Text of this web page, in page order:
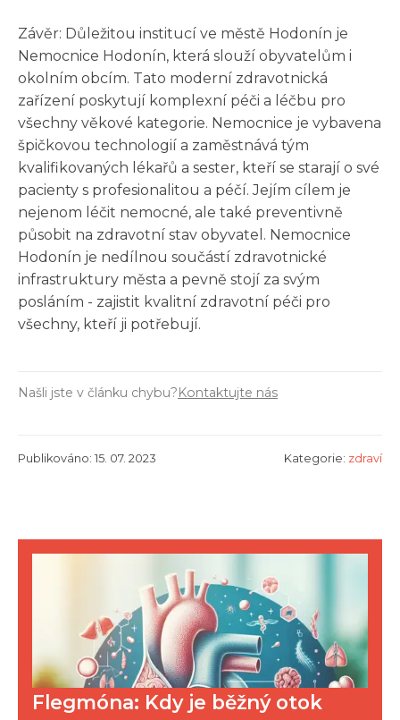
Závěr: Důležitou institucí ve městě Hodonín je
Nemocnice Hodonín, která slouží obyvatelům i
okolním obcím. Tato moderní zdravotnická
zařízení poskytují komplexní péči a léčbu pro
všechny věkové kategorie. Nemocnice je vybavena
špičkovou technologií a zaměstnává tým
kvalifikovaných lékařů a sester, kteří se starají o své
pacienty s profesionalitou a péčí. Jejím cílem je
nejenom léčit nemocné, ale také preventivně
působit na zdravotní stav obyvatel. Nemocnice
Hodonín je nedílnou součástí zdravotnické
infrastruktury města a pevně stojí za svým
posláním - zajistit kvalitní zdravotní péči pro
všechny, kteří ji potřebují.
Našli jste v článku chybu?Kontaktujte nás
Publikováno: 15. 07. 2023 Kategorie: zdraví
Flegmóna: Kdy je běžný otok